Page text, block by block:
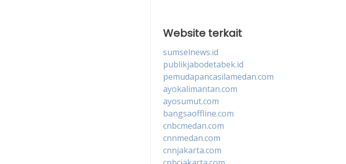
Website terkait
sumselnews.id
publikjabodetabek.id
pemudapancasilamedan.com
ayokalimantan.com
ayosumut.com
bangsaoffline.com
cnbcmedan.com
cnnmedan.com
cnnjakarta.com